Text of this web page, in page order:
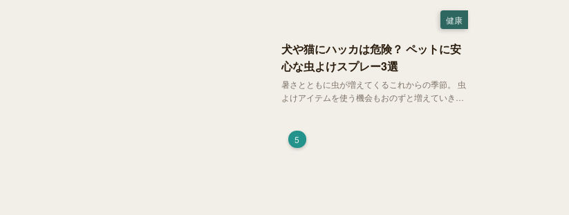
健康
犬や猫にハッカは危険？ ペットに安
心な虫よけスプレー3選
暑さとともに虫が増えてくるこれからの季節。 虫
よけアイテムを使う機会もおのずと増えていきま
健康には悪影響 だということはご存知ですか？
5